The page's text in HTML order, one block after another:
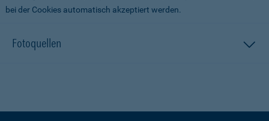
bei der Cookies automatisch akzeptiert werden.
Fotoquellen